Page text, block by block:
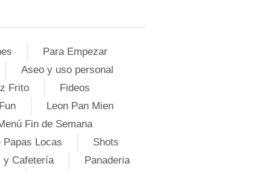
Para Empezar
Aseo y uso personal
Frito
Fideos
Leon Pan Mien
Fin de Semana
Papas Locas
Shots
y Cafetería
Panaderia